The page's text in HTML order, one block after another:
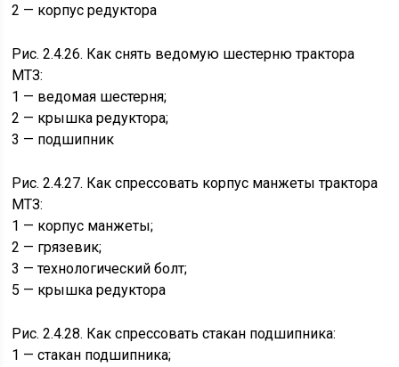
2 — корпус редуктора
Рис. 2.4.26. Как снять ведомую шестерню трактора
МТЗ:
1 — ведомая шестерня;
2 — крышка редуктора;
3 — подшипник
Рис. 2.4.27. Как спрессовать корпус манжеты трактора
МТЗ:
1 — корпус манжеты;
2 — грязевик;
3 — технологический болт;
5 — крышка редуктора
Рис. 2.4.28. Как спрессовать стакан подшипника:
1 — стакан подшипника;